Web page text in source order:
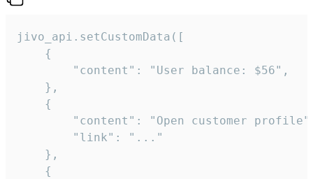
jivo_api.setCustomData([
    {
        "content": "User balance: $56",
    },
    {
"content": "Open customer
        "link": "..."
    },
    {